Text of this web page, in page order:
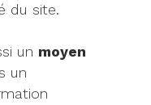
du site.
un moyen
un